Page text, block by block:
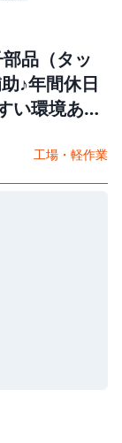
品（タッ
♪年間休日
い環境あり
工場・軽作業